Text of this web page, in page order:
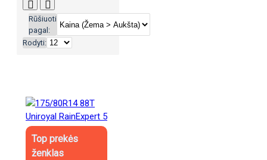
Rūšiuoti
pagal:
Rodyti:
Top prekės
ženklas